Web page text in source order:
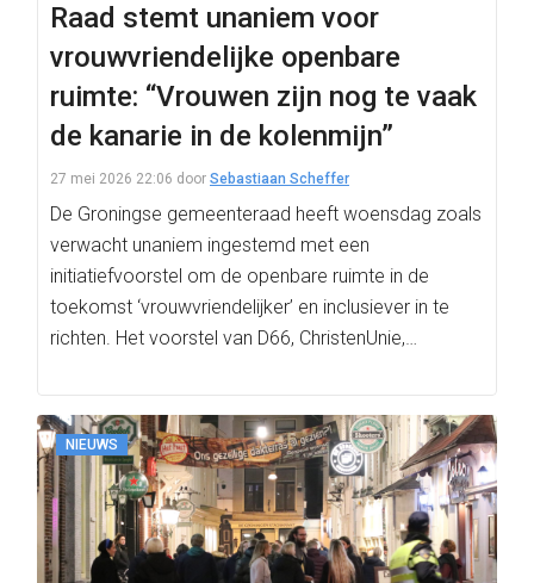
Raad stemt unaniem voor
vrouwvriendelijke openbare
ruimte: “Vrouwen zijn nog te vaak
de kanarie in de kolenmijn”
27 mei 2026 22:06 door Sebastiaan Scheffer
De Groningse gemeenteraad heeft woensdag zoals
verwacht unaniem ingestemd met een
initiatiefvoorstel om de openbare ruimte in de
toekomst ‘vrouwvriendelijker’ en inclusiever in te
richten. Het voorstel van D66, ChristenUnie,…
NIEUWS